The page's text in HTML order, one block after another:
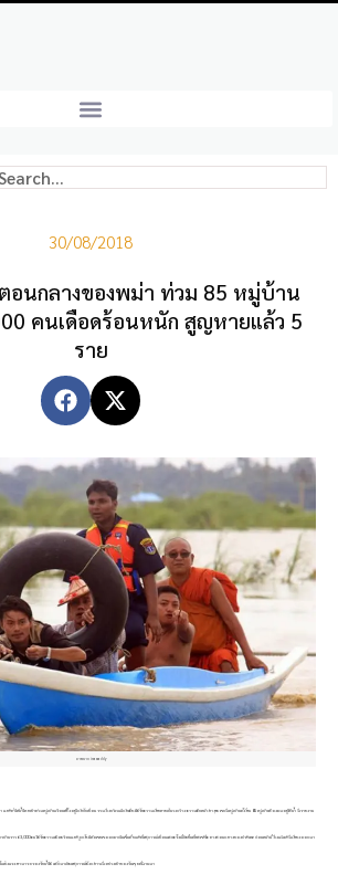
30/08/2018
อนกลางของพม่า ท่วม 85 หมู่บ้าน
คนเดือดร้อนหนัก สูญหายแล้ว 5
ราย
ภาพจาก irrawaddy
ะทำให้น้ำไหลเข้าท่วมหมู่บ้านเรือนที่ตั้งอยู่ใกล้กับเขื่อน รวมถึงบริเวณใกล้เคียงได้รับความเสียหายเป็นวงกว้าง ความคืบหน้าล่าสุด พบมีหมู่บ้านทั้งสิ้น 85 หมู่บ้านต้องจมอยู่ใต้น้ำ มีรายงาน
วบ้านราว 63,000 คน ได้รับความเดือดร้อนและถูกสั่งให้อพยพออกจากในพื้นที่ ขณะที่เหตุการณ์เขื่อนแตกครั้งนี้เกิดขึ้นที่เขตพะโค ทางตอนกลางของประเทศ ก่อนหน้านี้ ถึงแม้จะมีเสียงออกมา
แข็งแรงสามารถรองรับน้ำได้ แต่ก็มาเกิดเหตุการณ์ดังกล่าวเมื่อช่วงเช้าของวันพุธที่ผ่านมา